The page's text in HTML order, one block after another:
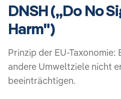
DNSH („Do No
Harm")
Prinzip der EU-
andere Umweltziele nicht
beeinträchtigen.